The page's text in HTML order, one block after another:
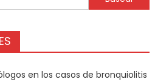
en los casos de bronquiolitis